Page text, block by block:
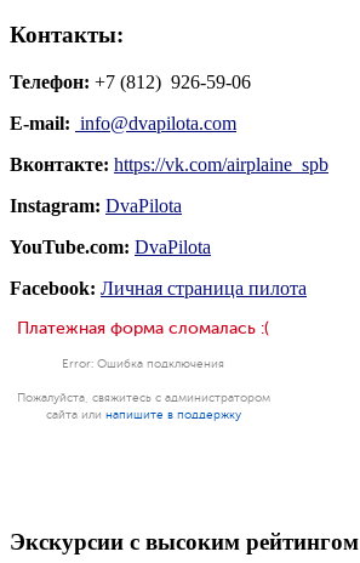
Контакты:
Телефон: +7 (812) 926-59-06
E-mail: info@dvapilota.com
Вконтакте: https://vk.com/airplaine_spb
Instagram: DvaPilota
YouTube.com: DvaPilota
Facebook: Личная страница пилота
Экскурсии с высоким рейтингом